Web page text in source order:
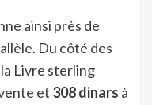
ainsi près de
Du côté des
Livre sterling
et 308 dinars à